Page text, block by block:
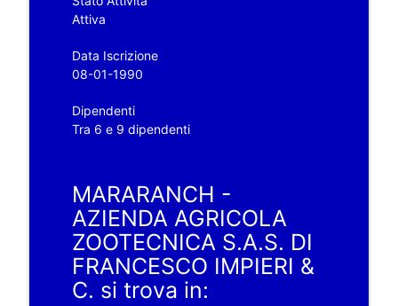
Attiva
Data Iscrizione
08-01-1990
Dipendenti
Tra 6 e 9 dipendenti
MARARANCH -
AZIENDA AGRICOLA
ZOOTECNICA S.A.S. DI
FRANCESCO IMPIERI &
C. si trova in: